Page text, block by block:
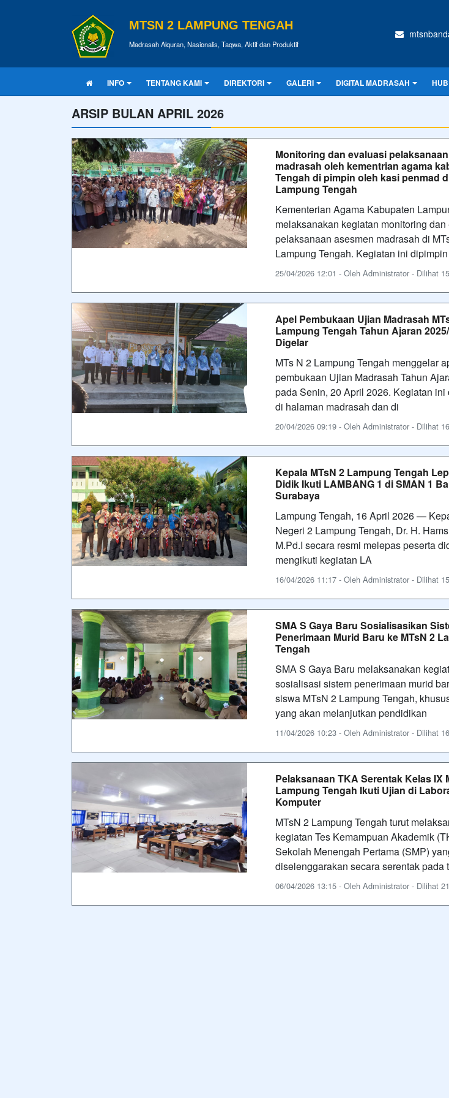
MTSN 2 LAMPUNG TENGAH
Madrasah Alquran, Nasionalis, Taqwa, Aktif dan Produktif
INFO TENTANG KAMI DIREKTORI GALERI DIGITAL MADRASAH
ARSIP BULAN APRIL 2026
Monitoring dan evaluasi
madrasah oleh kementrian agama
Tengah di pimpin oleh kasi penmad
Lampung Tengah
Kementerian Agama Kabupaten
melaksanakan kegiatan monitoring
pelaksanaan asesmen madrasah di
Lampung Tengah. Kegiatan ini dipimpin
25/04/2026 12:01 - Oleh Administrator - Dilihat
Apel Pembukaan Ujian Madrasah
Lampung Tengah Tahun Ajaran
Digelar
MTs N 2 Lampung Tengah menggelar
pembukaan Ujian Madrasah Tahun
pada Senin, 20 April 2026. Kegiatan ini
di halaman madrasah dan di
20/04/2026 09:19 - Oleh Administrator - Dilihat
Kepala MTsN 2 Lampung Tengah
Didik Ikuti LAMBANG 1 di SMAN 1
Surabaya
Lampung Tengah, 16 April 2026 —
Negeri 2 Lampung Tengah, Dr. H.
M.Pd.I secara resmi melepas peserta
mengikuti kegiatan LA
16/04/2026 11:17 - Oleh Administrator - Dilihat
SMA S Gaya Baru Sosialisasikan
Penerimaan Murid Baru ke MTsN 2
Tengah
SMA S Gaya Baru melaksanakan
sosialisasi sistem penerimaan murid
siswa MTsN 2 Lampung Tengah,
yang akan melanjutkan pendidikan
11/04/2026 10:23 - Oleh Administrator - Dilihat
Pelaksanaan TKA Serentak Kelas IX
Lampung Tengah Ikuti Ujian di
Komputer
MTsN 2 Lampung Tengah turut
kegiatan Tes Kemampuan Akademik
Sekolah Menengah Pertama (SMP)
diselenggarakan secara serentak pada
06/04/2026 13:15 - Oleh Administrator - Dilihat